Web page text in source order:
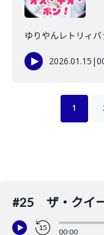
ゆりやんレトリィバ
2026.01.15 |
1
15 00:00